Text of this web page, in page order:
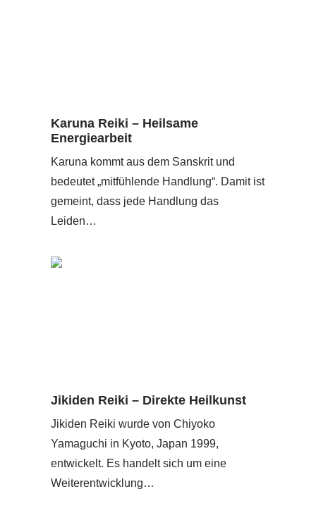
Karuna Reiki – Heilsame
Energiearbeit
Karuna kommt aus dem Sanskrit und
bedeutet „mitfühlende Handlung“. Damit ist
gemeint, dass jede Handlung das
Leiden…
Jikiden Reiki – Direkte Heilkunst
Jikiden Reiki wurde von Chiyoko
Yamaguchi in Kyoto, Japan 1999,
entwickelt. Es handelt sich um eine
Weiterentwicklung…